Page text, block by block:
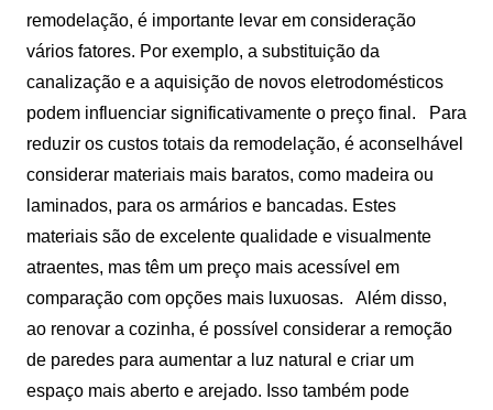
remodelação, é importante levar em consideração
vários fatores. Por exemplo, a substituição da
canalização e a aquisição de novos eletrodomésticos
podem influenciar significativamente o preço final.
Para
reduzir os custos totais da remodelação, é aconselhável
considerar materiais mais baratos, como madeira ou
laminados, para os armários e bancadas. Estes
materiais são de excelente qualidade e visualmente
atraentes, mas têm um preço mais acessível em
comparação com opções mais luxuosas.
Além disso,
ao renovar a cozinha, é possível considerar a remoção
de paredes para aumentar a luz natural e criar um
espaço mais aberto e arejado. Isso também pode